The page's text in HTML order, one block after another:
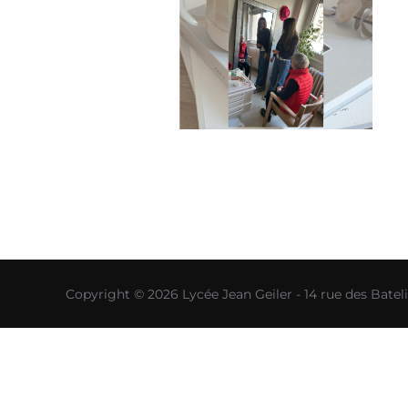
Copyright © 2026 Lycée Jean Geiler - 14 rue des